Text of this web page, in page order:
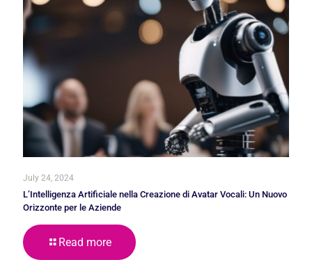
July 24, 2024
L’Intelligenza Artificiale nella Creazione di Avatar Vocali: Un Nuovo
Orizzonte per le Aziende
Read more